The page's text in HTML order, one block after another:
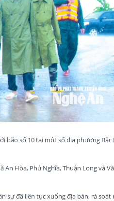
bão số 10 tại một số địa phương Bắc
Hòa, Phú Nghĩa, Thuận Long và
sự đã liên tục xuống địa bàn, rà soát